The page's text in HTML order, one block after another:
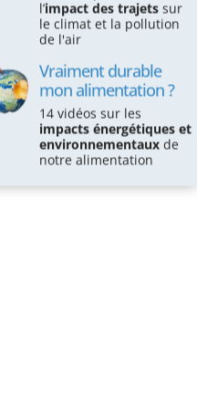
l’impact des trajets sur
le climat et la pollution
de l'air
Vraiment durable
mon alimentation ?
14 vidéos sur les
impacts énergétiques et
environnementaux de
notre alimentation